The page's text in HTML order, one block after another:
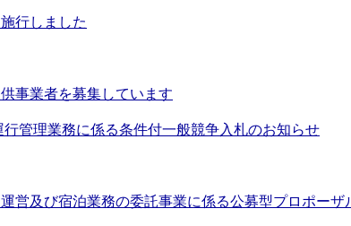
行しました
事業者を募集しています
管理業務に係る条件付一般競争入札のお知らせ
営及び宿泊業務の委託事業に係る公募型プロポーザ